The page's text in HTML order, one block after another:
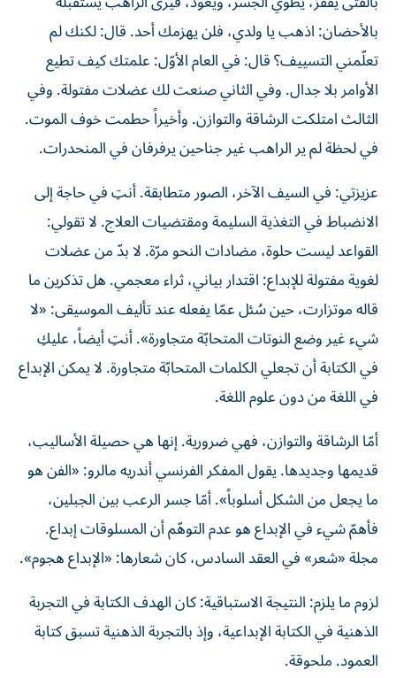
بالأحضان: اذهب يا ولدي، فلن يهزمك أحد. قال: لكنك لم
تعلّمني التسييف؟ قال: في العام الأوّل: علمتك كيف تطيع
الأوامر بلا جدال. وفي الثاني صنعت لك عضلات مفتولة. وفي
الثالث امتلكت الرشاقة والتوازن. وأخيراً حطمت خوف الموت.
في لحظة لم ير الراهب غير جناحين يرفرفان في المنحدرات.
عزيزتي: في السيف الآخر، الصور متطابقة. أنتِ في حاجة إلى
الانضباط في التغذية السليمة ومقتضيات العلاج. لا تقولي:
القواعد ليست حلوة، مضادات النحو مرّة. لا بدّ من عضلات
لغوية مفتولة للإبداع: اقتدار بياني، ثراء معجمي. هل تذكرين ما
قاله موتزارت، حين سُئل عمّا يفعله عند تأليف الموسيقى: «لا
شيء غير وضع النوتات المتحابّة متجاورة». أنتِ أيضاً، عليكِ
في الكتابة أن تجعلي الكلمات المتحابّة متجاورة. لا يمكن الإبداع
في اللغة من دون علوم اللغة.
أمّا الرشاقة والتوازن، فهي ضرورية. إنها هي حصيلة الأساليب،
قديمها وجديدها. يقول المفكر الفرنسي أندريه مالرو: «الفن هو
ما يجعل من الشكل أسلوباً». أمّا جسر الرعب بين الجبلين،
فأهمّ شيء في الإبداع هو عدم التوهّم أن المسلوقات إبداع.
مجلة «شعر» في العقد السادس، كان شعارها: «الإبداع هجوم».
لزوم ما يلزم: النتيجة الاستباقية: كان الهدف الكتابة في التجربة
الذهنية في الكتابة الإبداعية، وإذ بالتجربة الذهنية تسبق كتابة
العمود. ملحوقة.